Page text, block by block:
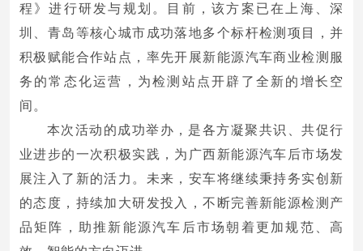
程》进行研发与规划。目前，该方案已在上海、深
圳、青岛等核心城市成功落地多个标杆检测项目，并
积极赋能合作站点，率先开展新能源汽车商业检测服
务的常态化运营，为检测站点开辟了全新的增长空
间。
本次活动的成功举办，是各方凝聚共识、共促行
业进步的一次积极实践，为广西新能源汽车后市场发
展注入了新的活力。未来，安车将继续秉持务实创新
的态度，持续加大研发投入，不断完善新能源检测产
品矩阵，助推新能源汽车后市场朝着更加规范、高